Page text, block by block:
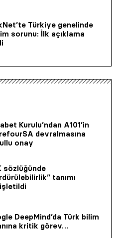
Türkiye genelinde
sorunu: İlk açıklama
Kurulu’ndan A101’in
devralmasına
onay
sözlüğünde
tanımı
DeepMind’da Türk bilim
kritik görev…